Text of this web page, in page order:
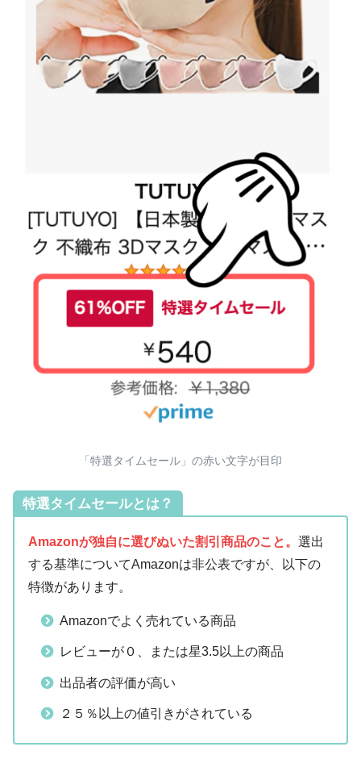
「特選タイムセール」の赤い文字が目印
特選タイムセールとは？
Amazonが独自に選びぬいた割引商品のこと。選出
する基準についてAmazonは非公表ですが、以下の
特徴があります。
Amazonでよく売れている商品
レビューが０、または星3.5以上の商品
出品者の評価が高い
２５％以上の値引きがされている